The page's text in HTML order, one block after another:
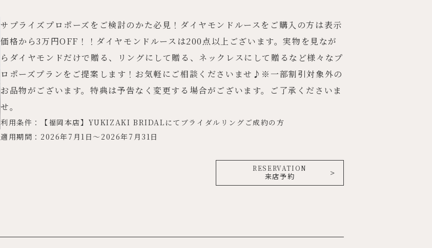
サプライズプロポーズをご検討のかた必見！ダイヤモンドルースをご購入の方は表示
価格から3万円OFF！！ダイヤモンドルースは200点以上ございます。実物を見なが
らダイヤモンドだけで贈る、リングにして贈る、ネックレスにして贈るなど様々なプ
ロポーズプランをご提案します！お気軽にご相談くださいませ♪※一部割引対象外の
お品物がございます。特典は予告なく変更する場合がございます。ご了承くださいま
せ。
利用条件：【福岡本店】YUKIZAKI BRIDALにてブライダルリングご成約の方
適用期間：2026年7月1日～2026年7月31日
RESERVATION
来店予約